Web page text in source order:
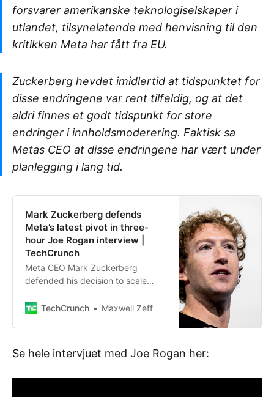
forsvarer amerikanske teknologiselskaper i
utlandet, tilsynelatende med henvisning til den
kritikken Meta har fått fra EU.
Zuckerberg hevdet imidlertid at tidspunktet for
disse endringene var rent tilfeldig, og at det
aldri finnes et godt tidspunkt for store
endringer i innholdsmoderering. Faktisk sa
Metas CEO at disse endringene har vært under
planlegging i lang tid.
Mark Zuckerberg defends
Meta’s latest pivot in three-
hour Joe Rogan interview |
TechCrunch
Meta CEO Mark Zuckerberg
defended his decision to scale
policies in a Friday appearance on
TechCrunch Maxwell Zeff
Se hele intervjuet med Joe Rogan her: